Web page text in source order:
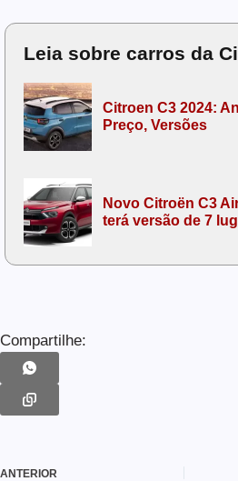
Leia sobre carros da
Citroen C3 2024:
Preço, Versões
Novo Citroën C3
terá versão de 7
Compartilhe:
ANTERIOR